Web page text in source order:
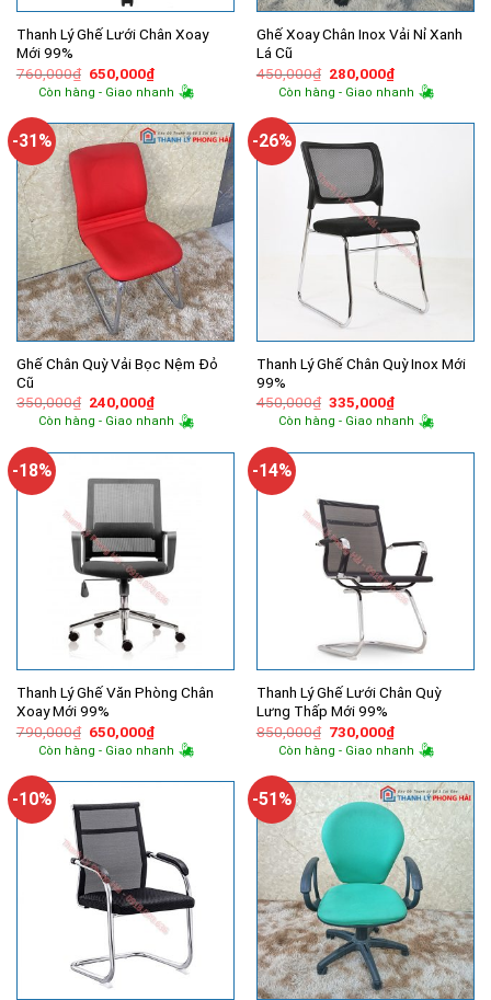
Thanh Lý Ghế Lưới Chân Xoay
Mới 99%
760,000₫ Giá
gốc
là:
650,000₫Giá
hiện
tại
650,000₫.
Còn hàng - Giao nhanh
Ghế Xoay Chân Inox Vải Nỉ Xanh
Lá Cũ
450,000₫ Giá
gốc
là:
280,000₫Giá
hiện
tại
280,000₫.
Còn hàng - Giao nhanh
-31%
Ghế Chân Quỳ Vải Bọc Nệm Đỏ
Cũ
350,000₫ Giá
gốc
là:
240,000₫Giá
hiện
tại
240,000₫.
Còn hàng - Giao nhanh
-26%
Thanh Lý Ghế Chân Quỳ Inox Mới
99%
450,000₫ Giá
gốc
là:
335,000₫Giá
hiện
tại
335,000₫.
Còn hàng - Giao nhanh
-18%
Thanh Lý Ghế Văn Phòng Chân
Xoay Mới 99%
790,000₫ Giá
gốc
là:
650,000₫Giá
hiện
tại
650,000₫.
Còn hàng - Giao nhanh
-14%
Thanh Lý Ghế Lưới Chân Quỳ
Lưng Thấp Mới 99%
850,000₫ Giá
gốc
là:
730,000₫Giá
hiện
tại
730,000₫.
Còn hàng - Giao nhanh
-10% -51%